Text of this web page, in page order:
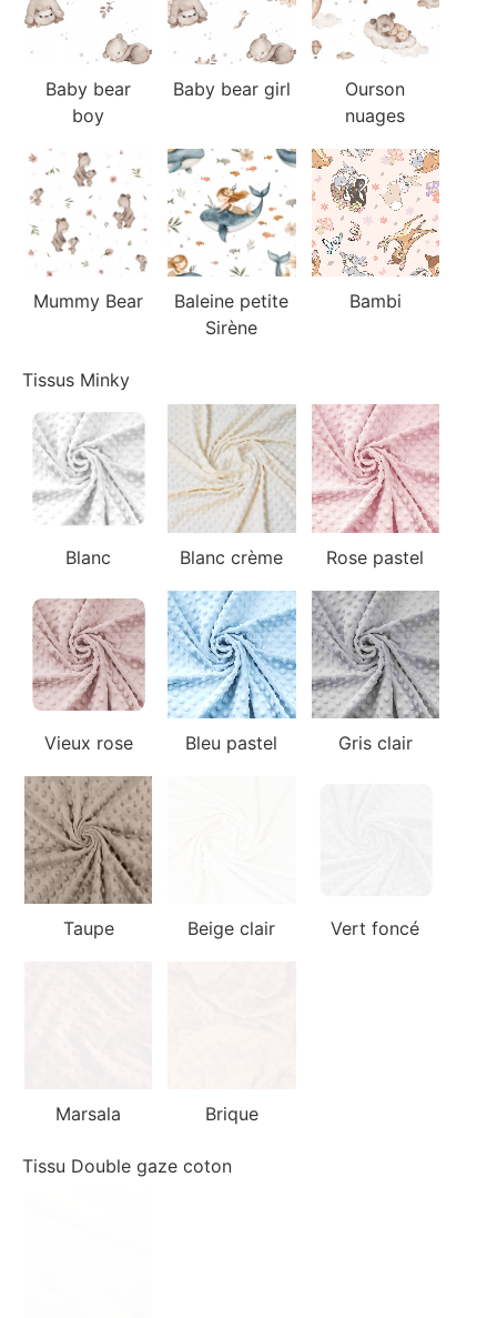
Baby bear
boy
Baby bear girl
Ourson
nuages
Mummy Bear
Baleine petite
Sirène
Bambi
Tissus Minky
Blanc Blanc crème Rose pastel
Vieux rose Bleu pastel Gris clair
Taupe Beige clair Vert foncé
Marsala Brique
Tissu Double gaze coton